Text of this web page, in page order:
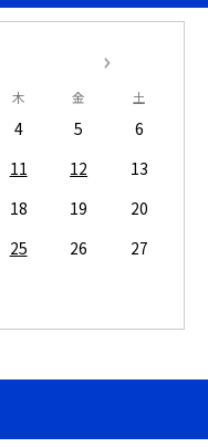
木 金 土
4 5
6
11 12
13
18 19
20
25 26
27